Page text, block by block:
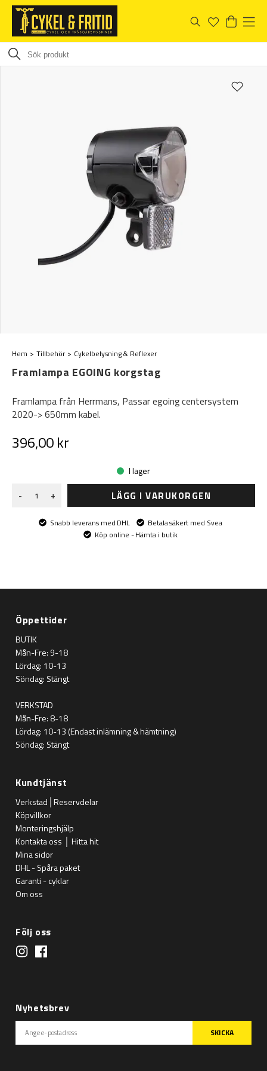
Hem Tillbehör Cykelbelysning & Reflexer
Framlampa EGOING korgstag
Framlampa från Herrmans, Passar egoing centersystem
2020-> 650mm kabel.
396,00 kr
I lager
-
+ LÄGG I VARUKORGEN
Snabb leverans med DHL
Betala säkert med Svea
Köp online - Hämta i butik
Öppettider
BUTIK
Mån-Fre: 9-18
Lördag: 10-13
Söndag: Stängt
VERKSTAD
Mån-Fre: 8-18
Lördag: 10-13 (Endast inlämning & hämtning)
Söndag: Stängt
Kundtjänst
Verkstad│Reservdelar
Köpvillkor
Monteringshjälp
Kontakta oss │ Hitta hit
Mina sidor
DHL - Spåra paket
Garanti - cyklar
Om oss
Följ oss
Nyhetsbrev
SKICKA